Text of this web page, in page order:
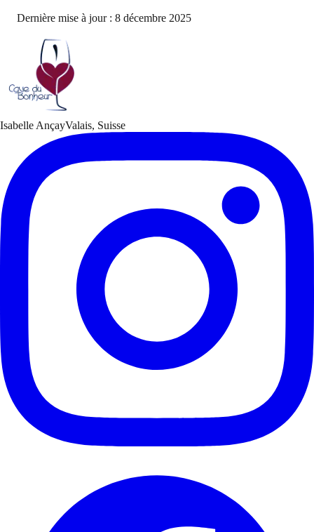
Dernière mise à jour : 8 décembre 2025
Isabelle AnçayValais, Suisse